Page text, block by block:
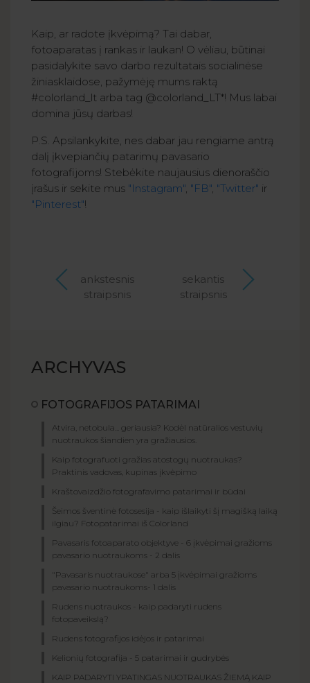
Kaip, ar radote įkvėpimą? Tai dabar,
fotoaparatas į rankas ir laukan! O vėliau, būtinai
pasidalykite savo darbo rezultatais socialinėse
žiniasklaidose, pažymėję mums raktą
#colorland_lt arba tag @colorland_LT*! Mus labai
domina jūsų darbas!
P.S. Apsilankykite, nes dabar jau rengiame antrą
dalį įkvepiančių patarimų pavasario
fotografijoms! Stebėkite naujausius dienoraščio
įrašus ir sekite mus "Instagram", "FB", "Twitter" ir
"Pinterest"!
ankstesnis
straipsnis
sekantis
straipsnis
ARCHYVAS
FOTOGRAFIJOS PATARIMAI
Atvira, netobula... geriausia? Kodėl natūralios vestuvių
nuotraukos šiandien yra gražiausios.
Kaip fotografuoti gražias atostogų nuotraukas?
Praktinis vadovas, kupinas įkvėpimo
Kraštovaizdžio fotografavimo patarimai ir būdai
Šeimos šventinė fotosesija - kaip išlaikyti šį magišką laiką
ilgiau? Fotopatarimai iš Colorland
Pavasaris fotoaparato objektyve - 6 įkvėpimai gražioms
pavasario nuotraukoms - 2 dalis
"Pavasaris nuotraukose" arba 5 įkvėpimai gražioms
pavasario nuotraukoms- 1 dalis
Rudens nuotraukos - kaip padaryti rudens
fotopaveikslą?
Rudens fotografijos idėjos ir patarimai
Kelionių fotografija - 5 patarimai ir gudrybės
KAIP PADARYTI YPATINGAS NUOTRAUKAS ŽIEMĄ KAIP